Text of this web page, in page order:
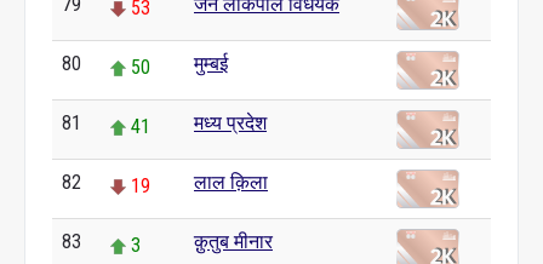
53
80 50 मुम्बई
81 41 मध्य प्रदेश
82 19 लाल क़िला
83 3 क़ुतुब मीनार